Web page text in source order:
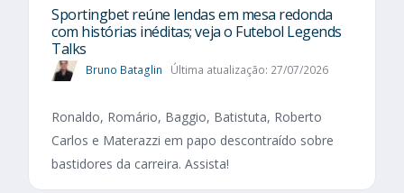
Sportingbet reúne lendas em mesa redonda
com histórias inéditas; veja o Futebol Legends
Talks
Bruno Bataglin Última atualização: 27/07/2026
Ronaldo, Romário, Baggio, Batistuta, Roberto
Carlos e Materazzi em papo descontraído sobre
bastidores da carreira. Assista!